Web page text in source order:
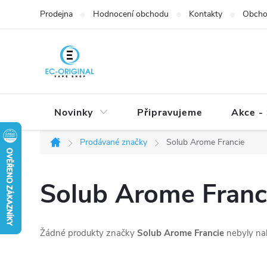
Prodejna Hodnocení obchodu Kontakty
Novinky Připravujeme Akce -
Domů
Prodávané značky Solub Arome Francie
Solub Arome
Žádné produkty značkySolub Arome Francie nebyly